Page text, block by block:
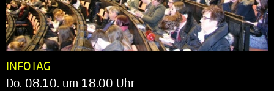
INFOTAG
Do. 08.10. um 18.00 Uhr